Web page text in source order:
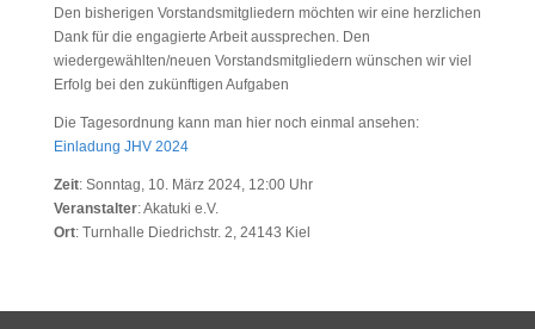
Den bisherigen Vorstandsmitgliedern möchten wir eine herzlichen
Dank für die engagierte Arbeit aussprechen. Den
wiedergewählten/neuen Vorstandsmitgliedern wünschen wir viel
Erfolg bei den zukünftigen Aufgaben
Die Tagesordnung kann man hier noch einmal ansehen:
Einladung JHV 2024
Zeit: Sonntag, 10. März 2024, 12:00 Uhr
Veranstalter: Akatuki e.V.
Ort: Turnhalle Diedrichstr. 2, 24143 Kiel